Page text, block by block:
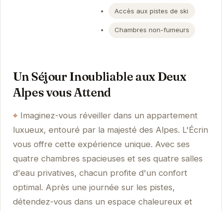
Accès aux pistes de ski
Chambres non-fumeurs
Un Séjour Inoubliable aux Deux
Alpes vous Attend
Imaginez-vous réveiller dans un appartement
luxueux, entouré par la majesté des Alpes. L'Écrin
vous offre cette expérience unique. Avec ses
quatre chambres spacieuses et ses quatre salles
d'eau privatives, chacun profite d'un confort
optimal. Après une journée sur les pistes,
détendez-vous dans un espace chaleureux et